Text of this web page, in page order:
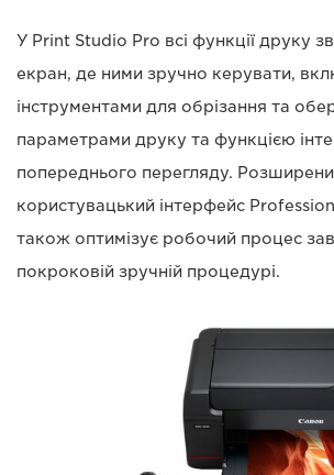
У Print Studio Pro всі функції друку
екран, де ними зручно керувати,
інструментами для обрізання та
параметрами друку та функцією
попереднього перегляду.
користувацький інтерфейс
також оптимізує робочий процес
покроковій зручній процедурі.